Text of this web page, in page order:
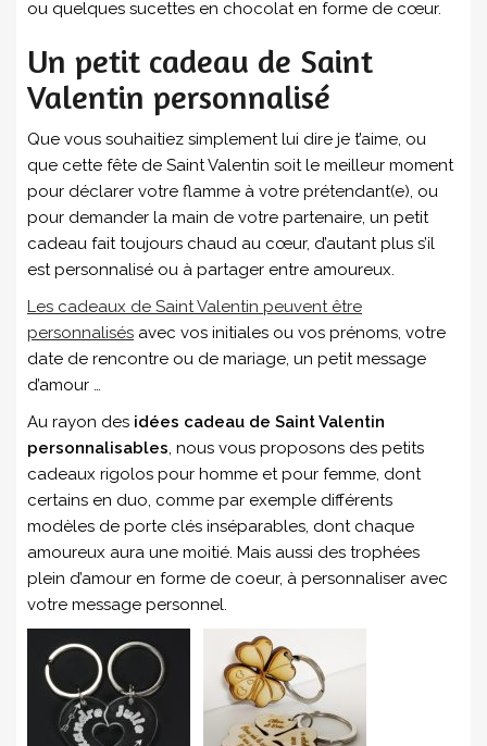
ou quelques sucettes en chocolat en forme de cœur.
Un petit cadeau de Saint
Valentin personnalisé
Que vous souhaitiez simplement lui dire je t’aime, ou
que cette fête de Saint Valentin soit le meilleur moment
pour déclarer votre flamme à votre prétendant(e), ou
pour demander la main de votre partenaire, un petit
cadeau fait toujours chaud au cœur, d’autant plus s’il
est personnalisé ou à partager entre amoureux.
Les cadeaux de Saint Valentin peuvent être
personnalisés avec vos initiales ou vos prénoms, votre
date de rencontre ou de mariage, un petit message
d’amour …
Au rayon des idées cadeau de Saint Valentin
personnalisables, nous vous proposons des petits
cadeaux rigolos pour homme et pour femme, dont
certains en duo, comme par exemple différents
modèles de porte clés inséparables, dont chaque
amoureux aura une moitié. Mais aussi des trophées
plein d’amour en forme de coeur, à personnaliser avec
votre message personnel.